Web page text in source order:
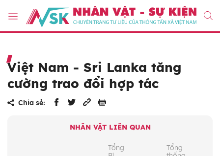
Việt Nam - Sri Lanka tăng
cường trao đổi hợp tác
Chia sẻ:
NHÂN VẬT LIÊN QUAN
Tổng
Tổng